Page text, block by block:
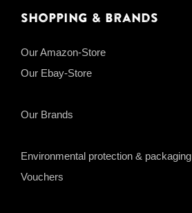
Shopping & Brands
Our Amazon-Store
Our Ebay-Store
Our Brands
Environmental protection & packaging
Vouchers